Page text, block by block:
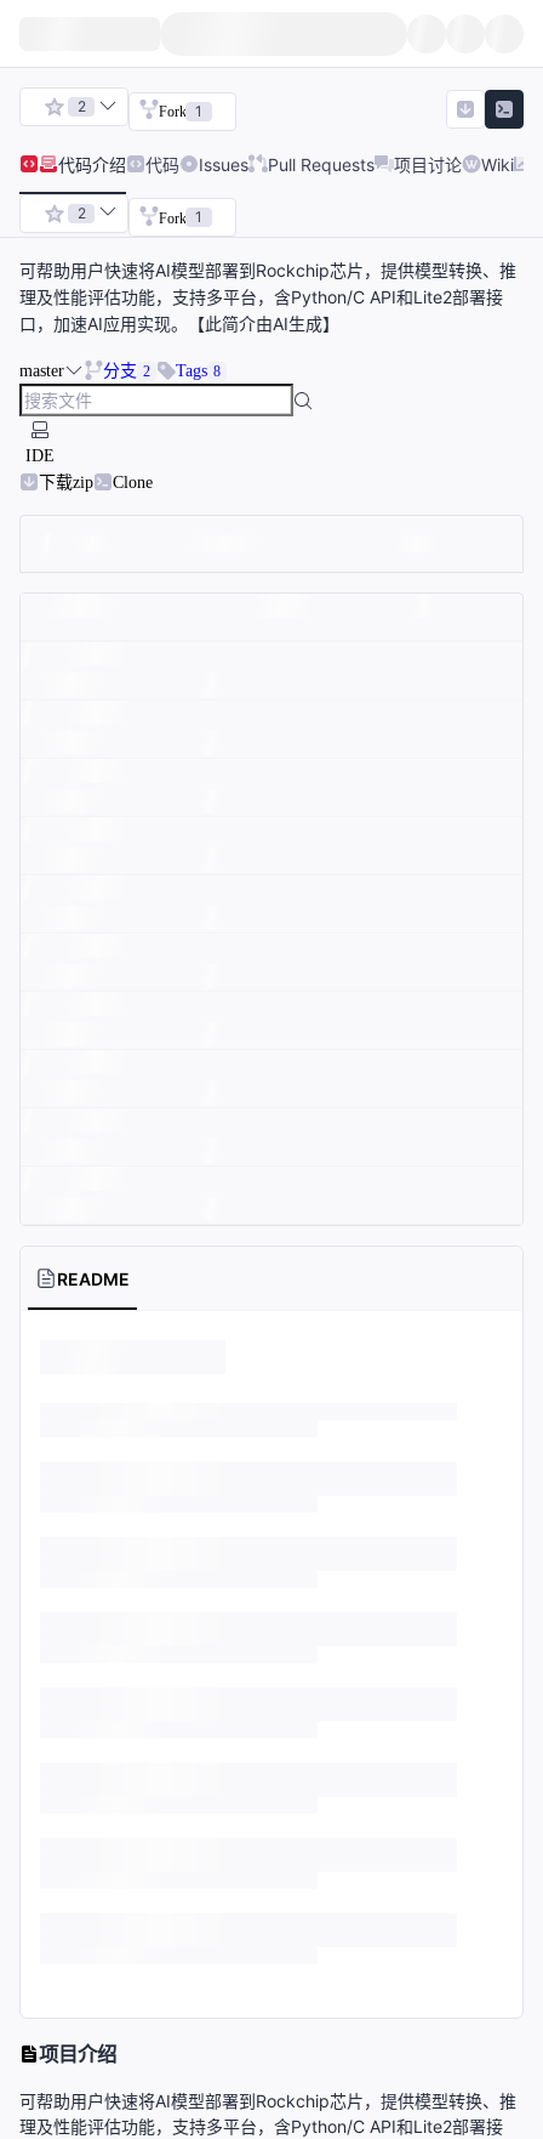
2 Fork 1
代码介绍 代码 Issues Pull Requests 项目讨论 Wiki
2 Fork 1
可帮助用户快速将AI模型部署到Rockchip芯片，提供模型转换、推
理及性能评估功能，支持多平台，含Python/C API和Lite2部署接
口，加速AI应用实现。【此简介由AI生成】
master 分支 2 Tags 8
IDE
下载zip
Clone
README
项目介绍
可帮助用户快速将AI模型部署到Rockchip芯片，提供模型转换、推
理及性能评估功能，支持多平台，含Python/C API和Lite2部署接